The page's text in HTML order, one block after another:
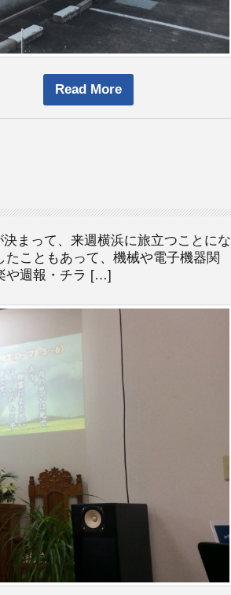
Read More
まって、来週横浜に旅立つことにな
こともあって、機械や電子機器関
や週報・チラ […]